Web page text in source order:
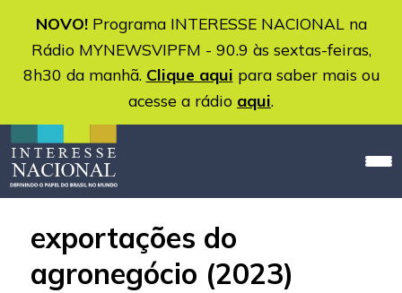
NOVO!Programa INTERESSE NACIONAL na
Rádio MYNEWSVIPFM - 90.9 às sextas-feiras,
8h30 da manhã. Clique aqui para saber mais ou
acesse a rádio aqui.
exportações do
agronegócio (2023)